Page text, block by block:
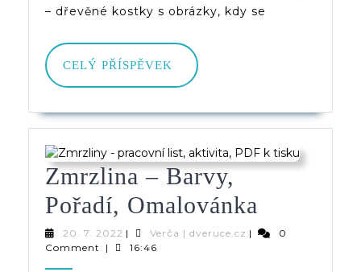
– dřevěné kostky s obrázky, kdy se
CELÝ PŘÍSPĚVEK
CELÝ
PŘÍSPĚVEK
Zmrzlina – Barvy,
Pořadí, Omalovánka
–
20. 7. 2022 20.
7.
| Verča | dveruce.cz Verča
|
0
Comment
| 16:46